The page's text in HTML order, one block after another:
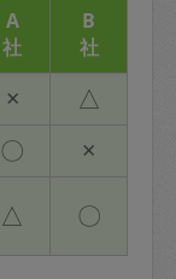
A
社
B
社
× △
〇 ×
△ 〇